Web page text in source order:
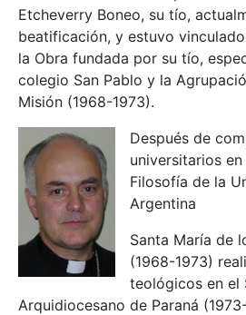
Etcheverry Boneo, su tío,
beatificación, y estuvo
la Obra fundada por su tío,
colegio San Pablo y la
Misión (1968-1973).
Después de
universitarios
Filosofía de la
Argentina
Santa María de
(1968-1973)
teológicos en el
Arquidiocesano de Paraná